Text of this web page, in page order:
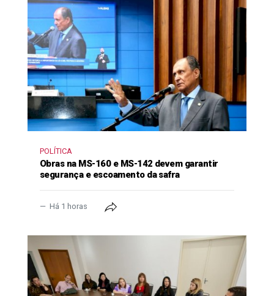
POLÍTICA
Obras na MS-160 e MS-142 devem garantir
segurança e escoamento da safra
Há 1 horas